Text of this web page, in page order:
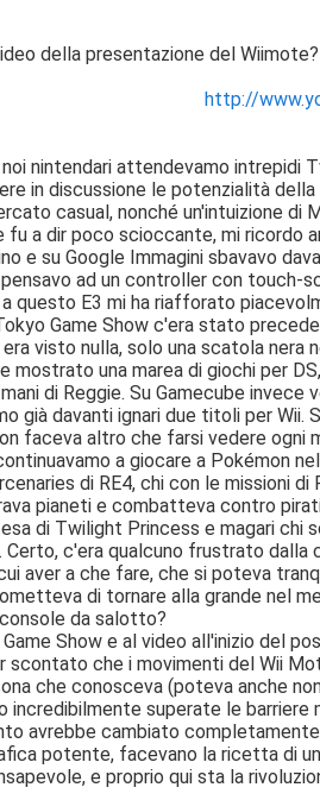
della presentazione del Wiimote?
http://
nintendari attendevamo intrepidi
in discussione le potenzialità
casual, nonché un'intuizione di
fu a dir poco scioccante, mi ricordo
e su Google Immagini sbavavo
ad un controller con
questo E3 mi ha riafforato
Game Show c'era stato
era visto nulla, solo una scatola
mostrato una marea di giochi per
di Reggie. Su Gamecube
già davanti ignari due titoli per
faceva altro che farsi vedere ogni
a giocare a Pokémon
di RE4, chi con le missioni
pianeti e combatteva contro
di Twilight Princess e magari chi
c'era qualcuno frustrato dalla
aver a che fare, che si poteva
di tornare alla grande nel
da salotto?
Show e al video all'inizio del
scontato che i movimenti del Wii
che conosceva (poteva anche
incredibilmente superate le
avrebbe cambiato
potente, facevano la ricetta di
e proprio qui sta la